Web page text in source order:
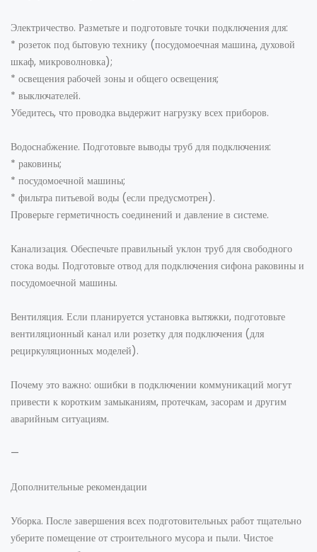
Электричество. Разметьте и подготовьте точки подключения для:
* розеток под бытовую технику (посудомоечная машина, духовой
шкаф, микроволновка);
* освещения рабочей зоны и общего освещения;
* выключателей.
Убедитесь, что проводка выдержит нагрузку всех приборов.
Водоснабжение. Подготовьте выводы труб для подключения:
* раковины;
* посудомоечной машины;
* фильтра питьевой воды (если предусмотрен).
Проверьте герметичность соединений и давление в системе.
Канализация. Обеспечьте правильный уклон труб для свободного
стока воды. Подготовьте отвод для подключения сифона раковины и
посудомоечной машины.
Вентиляция. Если планируется установка вытяжки, подготовьте
вентиляционный канал или розетку для подключения (для
рециркуляционных моделей).
Почему это важно: ошибки в подключении коммуникаций могут
привести к коротким замыканиям, протечкам, засорам и другим
аварийным ситуациям.
—
Дополнительные рекомендации
Уборка. После завершения всех подготовительных работ тщательно
уберите помещение от строительного мусора и пыли. Чистое